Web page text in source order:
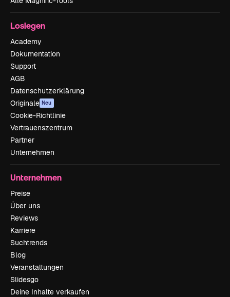
Loslegen
Academy
Dokumentation
Support
AGB
Datenschutzerklärung
Originale Neu
Cookie-Richtlinie
Vertrauenszentrum
Partner
Unternehmen
Unternehmen
Preise
Über uns
Reviews
Karriere
Suchtrends
Blog
Veranstaltungen
Slidesgo
Deine Inhalte verkaufen